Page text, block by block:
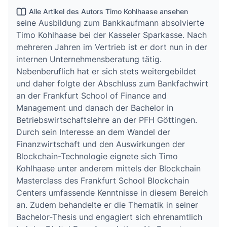
Alle Artikel des Autors Timo Kohlhaase ansehen
seine Ausbildung zum Bankkaufmann absolvierte
Timo Kohlhaase bei der Kasseler Sparkasse. Nach
mehreren Jahren im Vertrieb ist er dort nun in der
internen Unternehmensberatung tätig.
Nebenberuflich hat er sich stets weitergebildet
und daher folgte der Abschluss zum Bankfachwirt
an der Frankfurt School of Finance and
Management und danach der Bachelor in
Betriebswirtschaftslehre an der PFH Göttingen.
Durch sein Interesse an dem Wandel der
Finanzwirtschaft und den Auswirkungen der
Blockchain-Technologie eignete sich Timo
Kohlhaase unter anderem mittels der Blockchain
Masterclass des Frankfurt School Blockchain
Centers umfassende Kenntnisse in diesem Bereich
an. Zudem behandelte er die Thematik in seiner
Bachelor-Thesis und engagiert sich ehrenamtlich